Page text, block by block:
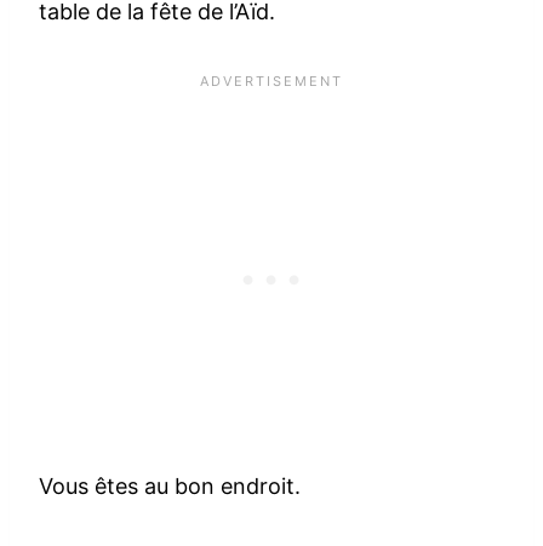
table de la fête de l’Aïd.
Vous êtes au bon endroit.